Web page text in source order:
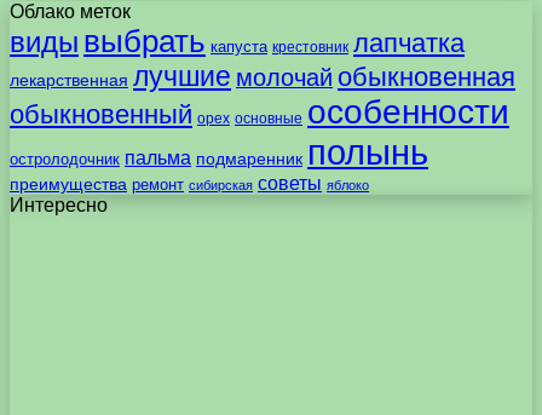
Облако меток
виды выбрать капуста крестовник лапчатка
лекарственная лучшие молочай обыкновенная
обыкновенный орех основные особенности
остролодочник пальма подмаренник полынь
преимущества ремонт сибирская советы яблоко
Интересно